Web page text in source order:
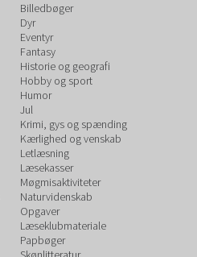
Billedbøger
Dyr
Eventyr
Fantasy
Historie og geografi
Hobby og sport
Humor
Jul
Krimi, gys og spænding
Kærlighed og venskab
Letlæsning
Læsekasser
Møgmisaktiviteter
Naturvidenskab
Opgaver
Læseklubmateriale
Papbøger